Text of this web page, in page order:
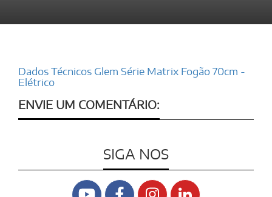
Dados Técnicos Glem Série Matrix Fogão 70cm -
Elétrico
ENVIE UM COMENTÁRIO:
SIGA NOS